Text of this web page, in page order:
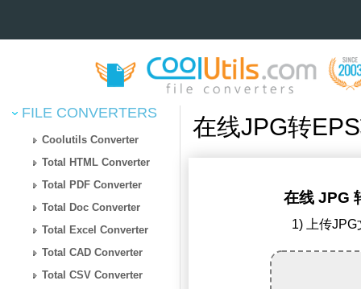
FILE CONVERTERS
Coolutils Converter
Total HTML Converter
Total PDF Converter
Total Doc Converter
Total Excel Converter
Total CAD Converter
Total CSV Converter
在线JPG转
在线 JPG
1) 上传